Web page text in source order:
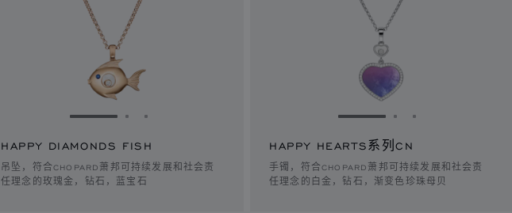
转到幻灯片 1转到幻灯片 2
转到幻灯片 3
HAPPY DIAMONDS FISH
吊坠，符合CHOPARD萧邦可持续发展和社会责
任理念的玫瑰金，钻石，蓝宝石
转到幻灯片 1转到幻灯片 2
转到幻灯片 3
HAPPY HEARTS系列CN
手镯，符合CHOPARD萧邦可持续发展和社会责
任理念的白金，钻石，渐变色珍珠母贝